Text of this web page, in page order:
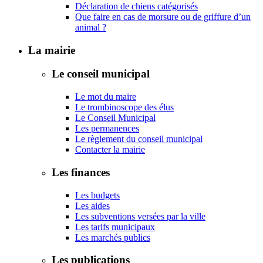
Déclaration de chiens catégorisés
Que faire en cas de morsure ou de griffure d’un
animal ?
La mairie
Le conseil municipal
Le mot du maire
Le trombinoscope des élus
Le Conseil Municipal
Les permanences
Le règlement du conseil municipal
Contacter la mairie
Les finances
Les budgets
Les aides
Les subventions versées par la ville
Les tarifs municipaux
Les marchés publics
Les publications